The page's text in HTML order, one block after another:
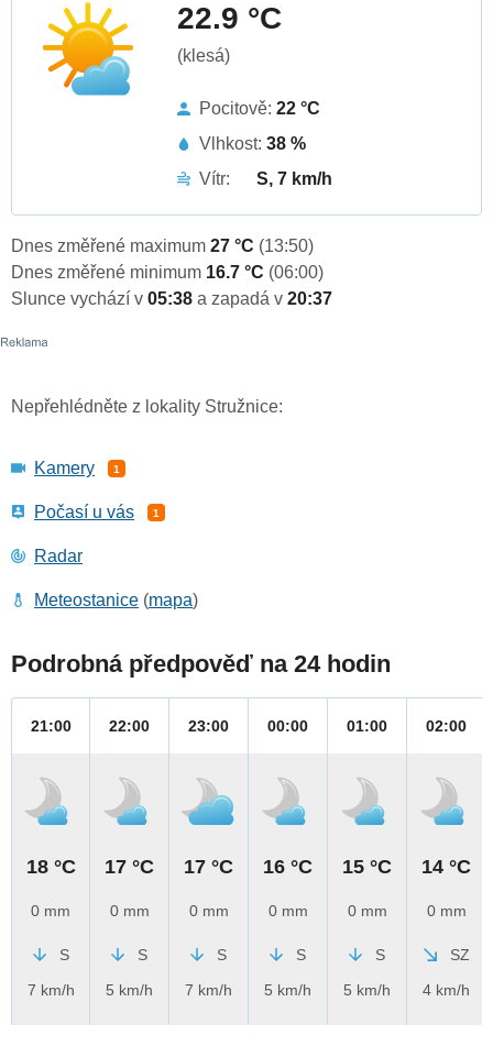
22.9 °C
(klesá)
Pocitově: 22 °C
Vlhkost: 38 %
Vítr:
S, 7 km/h
Dnes změřené maximum 27 °C (13:50)
Dnes změřené minimum 16.7 °C (06:00)
Slunce vychází v 05:38 a zapadá v 20:37
Nepřehlédněte z lokality Stružnice:
Kamery 1
Počasí u vás 1
Radar
Meteostanice (mapa)
Podrobná předpověď na 24 hodin
21:00
18 °C
0 mm
S
7 km/h
22:00
17 °C
0 mm
S
5 km/h
23:00
17 °C
0 mm
S
7 km/h
00:00
16 °C
0 mm
S
5 km/h
01:00
15 °C
0 mm
S
5 km/h
02:00
14 °C
0 mm
SZ
4 km/h